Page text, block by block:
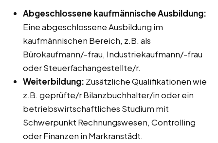
Abgeschlossene kaufmännische Ausbildung:
Eine abgeschlossene Ausbildung im
kaufmännischen Bereich, z.B. als
Bürokaufmann/-frau, Industriekaufmann/-frau
oder Steuerfachangestellte/r.
Weiterbildung: Zusätzliche Qualifikationen wie
z.B. geprüfte/r Bilanzbuchhalter/in oder ein
betriebswirtschaftliches Studium mit
Schwerpunkt Rechnungswesen, Controlling
oder Finanzen in Markranstädt.